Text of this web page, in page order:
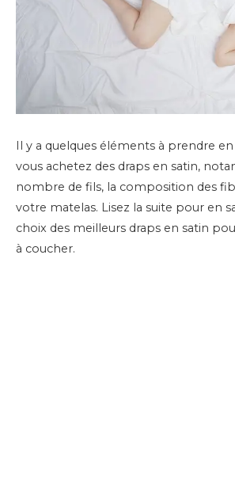
Il y a quelques éléments à prendre
vous achetez des draps en satin,
nombre de fils, la composition des
votre matelas. Lisez la suite pour en
choix des meilleurs draps en satin
à coucher.